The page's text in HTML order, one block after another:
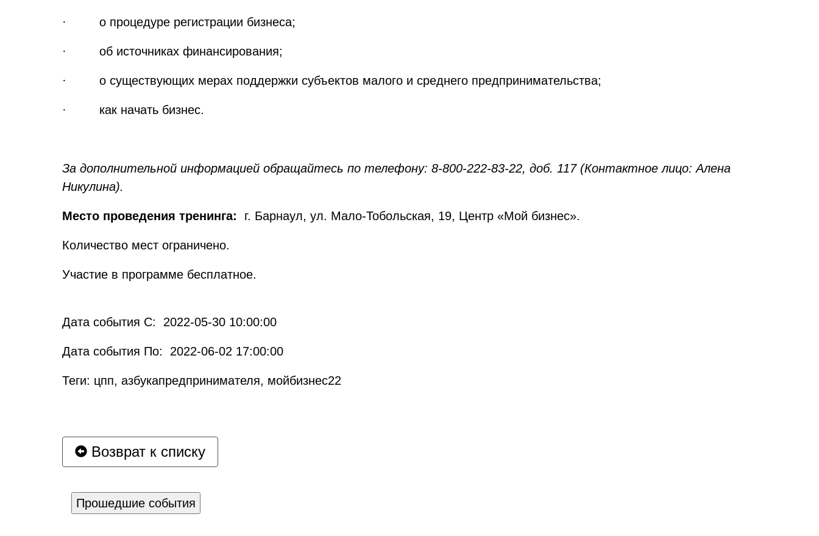
· о процедуре регистрации бизнеса;
· об источниках финансирования;
· о существующих мерах поддержки субъектов малого и среднего предпринимательства;
· как начать бизнес.
За дополнительной информацией обращайтесь по телефону: 8-800-222-83-22, доб. 117 (Контактное лицо: Алена
Никулина).
Место проведения тренинга: г. Барнаул, ул. Мало-Тобольская, 19, Центр «Мой бизнес».
Количество мест ограничено.
Участие в программе бесплатное.
Дата события С: 2022-05-30 10:00:00
Дата события По: 2022-06-02 17:00:00
Теги: цпп, азбукапредпринимателя, мойбизнес22
Возврат к списку
Прошедшие события